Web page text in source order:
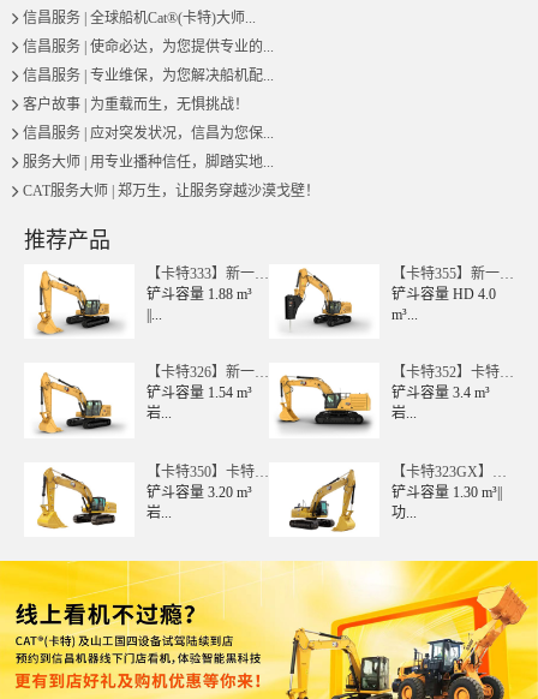
信昌服务 | 全球船机Cat®(卡特)大师...
信昌服务 | 使命必达，为您提供专业的...
信昌服务 | 专业维保，为您解决船机配...
客户故事 | 为重载而生，无惧挑战！
信昌服务 | 应对突发状况，信昌为您保...
服务大师 | 用专业播种信任，脚踏实地...
CAT服务大师 | 郑万生，让服务穿越沙漠戈壁！
推荐产品
【卡特333】新一代
卡特彼...
铲斗容量 1.88 m³
||...
【卡特355】新一代
卡特彼...
铲斗容量 HD 4.0
m³...
【卡特326】新一代
卡特彼...
铲斗容量 1.54 m³
岩...
【卡特352】卡特彼
勒352...
铲斗容量 3.4 m³
岩...
【卡特350】卡特彼
勒350...
铲斗容量 3.20 m³
岩...
【卡特323GX】卡
特彼勒32...
铲斗容量 1.30 m³||
功...
陕西省汉中市用户 189****7826咨询了卡特挖掘机【国四】的价
广东省云浮市用户 135****9158咨询了卡特彼勒305.5的价格
广东省惠州市用户 138****0037咨询了卡特挖掘机【国四】的价
广东省深圳市用户 156****4564咨询了420F2的价格
广东省广州市用户 135****8630咨询了轮式装载机的价格
四川省成都市用户 173****0019咨询了卡特中型挖掘机【国四】
广东省梅州市用户 175****6728咨询了303CR的价格
用户 176****1977咨询了卡特彼勒349的价格
山东省青岛市用户 131****3989咨询了中型挖掘机的价格
广东省佛山市用户 199****9371咨询了卡特大型挖掘机【国四】
广西壮族自治区玉林市用户 150****6996咨询了卡特中型挖掘机
湖南省常德市用户 132****8588咨询了卡特355的价格
广东省广州市用户 181****4862咨询了卡特大型挖掘机【国四】
江西省九江市用户 188****1650咨询了卡特330GC的价格
广东省佛山市用户 183****3726咨询了卡特彼勒320的价格
广西壮族自治区贵港市用户 157****1603咨询了卡特轮式挖掘机
用户 176****1977咨询了卡特彼勒349的价格